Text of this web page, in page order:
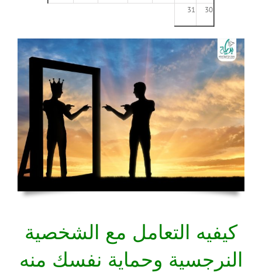
30
31
كيفيه التعامل مع الشخصية
النرجسية وحماية نفسك منه